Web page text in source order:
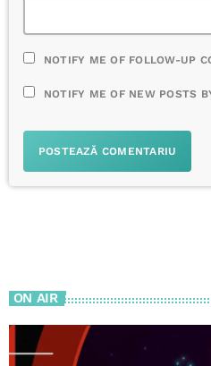
NOTIFY ME OF FOLLOW-UP
NOTIFY ME OF NEW POSTS
ON AIR